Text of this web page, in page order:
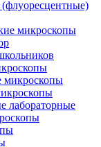
микроскопы
микроскопы
лабораторные